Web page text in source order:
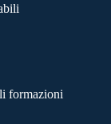
formazioni